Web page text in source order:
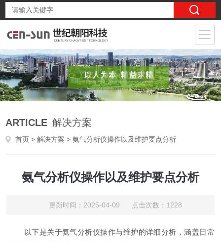
ARTICLE 解决方案
首页 >解决方案 > 氨气分析仪操作以及维护要点分析
氨气分析仪操作以及维护要点分析
更新时间：2025-04-09 点击次数：1228
以下是关于氨气分析仪操作与维护的详细分析，涵盖日常